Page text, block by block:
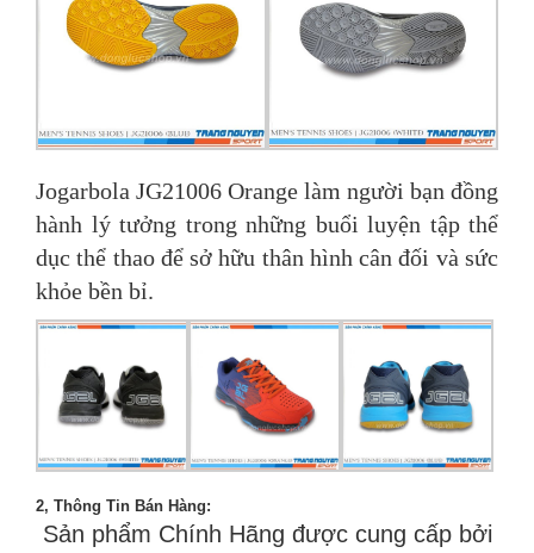
Jogarbola JG21006 Orange làm người bạn đồng
hành lý tưởng trong những buổi luyện tập thể
dục thể thao để sở hữu thân hình cân đối và sức
khỏe bền bỉ.
2, Thông Tin Bán Hàng:
Sản phẩm Chính Hãng được cung cấp bởi